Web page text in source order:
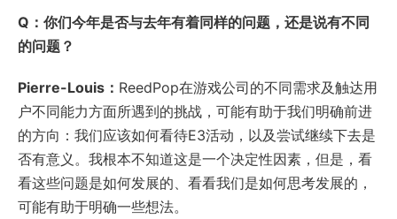
Q：你们今年是否与去年有着同样的问题，还是说有不同
的问题？
Pierre-Louis： ReedPop在游戏公司的不同需求及触达用
户不同能力方面所遇到的挑战，可能有助于我们明确前进
的方向：我们应该如何看待E3活动，以及尝试继续下去是
否有意义。我根本不知道这是一个决定性因素，但是，看
看这些问题是如何发展的、看看我们是如何思考发展的，
可能有助于明确一些想法。